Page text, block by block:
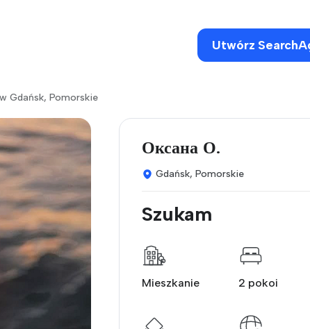
Utwórz
Gdańsk, Pomorskie
Оксана О.
Gdańsk, Pomorskie
Szukam
Mieszkanie 2 pokoi